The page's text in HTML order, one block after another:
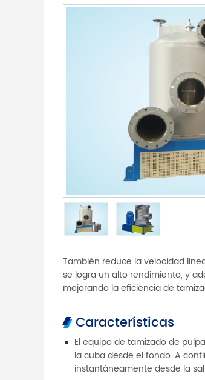
También reduce la velocidad
se logra un alto rendimiento, y
mejorando la eficiencia de
Características
El equipo de tamizado de
la cuba desde el fondo. A
instantáneamente desde la